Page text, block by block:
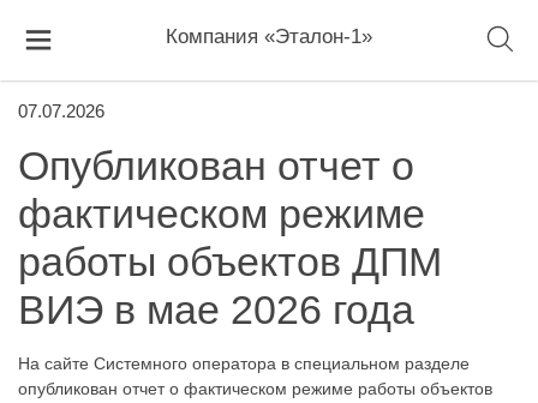
Компания «Эталон-1»
07.07.2026
Опубликован отчет о
фактическом режиме
работы объектов ДПМ
ВИЭ в мае 2026 года
На сайте Системного оператора в специальном разделе
опубликован отчет о фактическом режиме работы объектов